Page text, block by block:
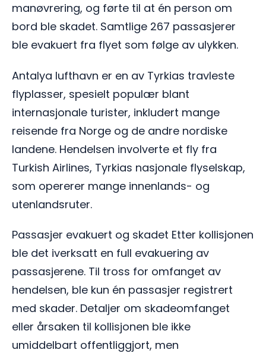
manøvrering, og førte til at én person om
bord ble skadet. Samtlige 267 passasjerer
ble evakuert fra flyet som følge av ulykken.
Antalya lufthavn er en av Tyrkias travleste
flyplasser, spesielt populær blant
internasjonale turister, inkludert mange
reisende fra Norge og de andre nordiske
landene. Hendelsen involverte et fly fra
Turkish Airlines, Tyrkias nasjonale flyselskap,
som opererer mange innenlands- og
utenlandsruter.
Passasjer evakuert og skadet Etter kollisjonen
ble det iverksatt en full evakuering av
passasjerene. Til tross for omfanget av
hendelsen, ble kun én passasjer registrert
med skader. Detaljer om skadeomfanget
eller årsaken til kollisjonen ble ikke
umiddelbart offentliggjort, men